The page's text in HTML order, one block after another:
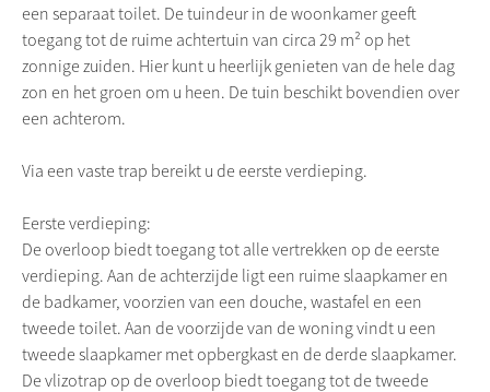
een separaat toilet. De tuindeur in de woonkamer geeft
toegang tot de ruime achtertuin van circa 29 m² op het
zonnige zuiden. Hier kunt u heerlijk genieten van de hele dag
zon en het groen om u heen. De tuin beschikt bovendien over
een achterom.
Via een vaste trap bereikt u de eerste verdieping.
Eerste verdieping:
De overloop biedt toegang tot alle vertrekken op de eerste
verdieping. Aan de achterzijde ligt een ruime slaapkamer en
de badkamer, voorzien van een douche, wastafel en een
tweede toilet. Aan de voorzijde van de woning vindt u een
tweede slaapkamer met opbergkast en de derde slaapkamer.
De vlizotrap op de overloop biedt toegang tot de tweede